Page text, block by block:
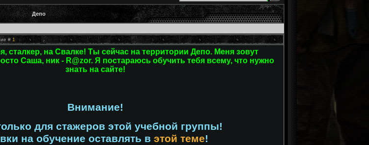
Депо
# 1
сталкер, на Свалке! Ты сейчас на территории Депо. Меня зовут
Саша, ник - R@zor. Я постараюсь обучить тебя всему, что нужно
знать на сайте!
Внимание!
для стажеров этой учебной группы!
на обучение оставлять в этой теме!